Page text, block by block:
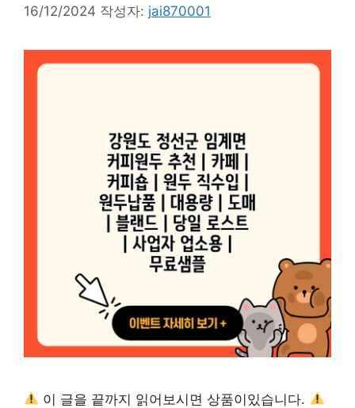
16/12/2024 작성자: jai870001
이 글을 끝까지 읽어보시면 상품이있습니다.